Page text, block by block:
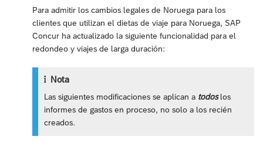
Para admitir los cambios legales de Noruega para los
clientes que utilizan el dietas de viaje para Noruega, SAP
Concur ha actualizado la siguiente funcionalidad para el
redondeo y viajes de larga duración:
Nota
Las siguientes modificaciones se aplican a todoslos
informes de gastos en proceso, no solo a los recién
creados.